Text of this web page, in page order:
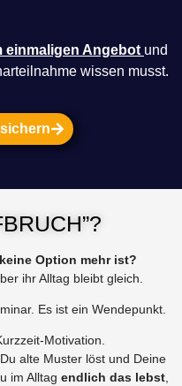
einmaligen Angebot und
wissen musst.
Option mehr ist?
ihr Alltag bleibt gleich.
Es ist ein Wendepunkt.
Motivation.
alte Muster löst und Deine
im Alltag endlich das lebst,